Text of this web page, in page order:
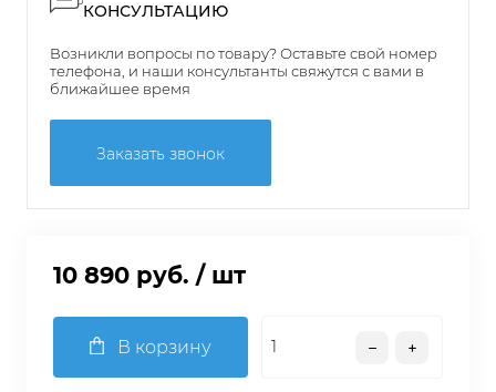
КОНСУЛЬТАЦИЮ
Возникли вопросы по товару? Оставьте свой номер
телефона, и наши консультанты свяжутся с вами в
ближайшее время
Заказать звонок
10 890 руб. / шт
В корзину